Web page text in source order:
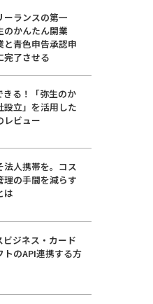
ーランスの第一
のかんたん開業
と青色申告承認申
完了させる
きる！「弥生のか
設立」を活用した
レビュー
法人携帯を。コス
理の手間を減らす
は
ビジネス・カード
トのAPI連携する方